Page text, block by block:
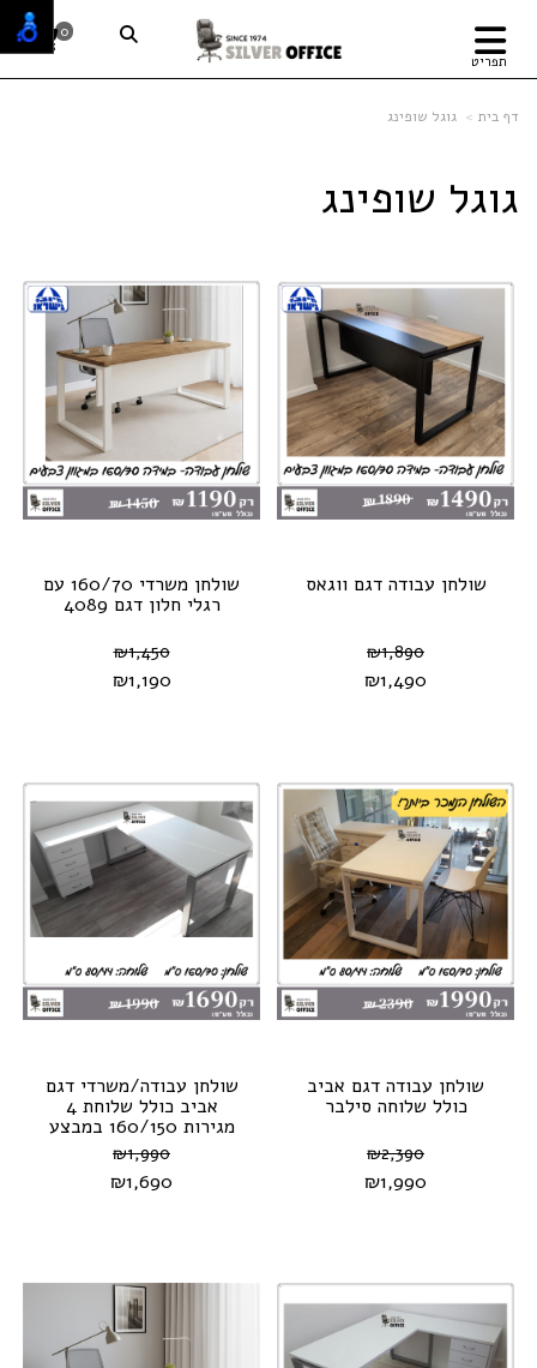
תפריט
0
דף בית גוגל שופינג
גוגל שופינג
שולחן עבודה דגם ווגאס
₪1,890
₪1,490
שולחן משרדי 160/70 עם
רגלי חלון דגם 4089
₪1,450
₪1,190
שולחן עבודה דגם אביב
כולל שלוחה סילבר
₪2,390
₪1,990
שולחן עבודה/משרדי דגם
אביב כולל שלוחת 4
מגירות 160/150 במבצע
₪1,990
₪1,690